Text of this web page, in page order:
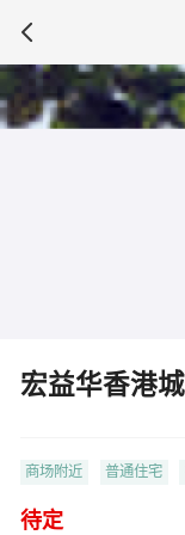
宏益华香港城
商场附近 普通住宅
待定